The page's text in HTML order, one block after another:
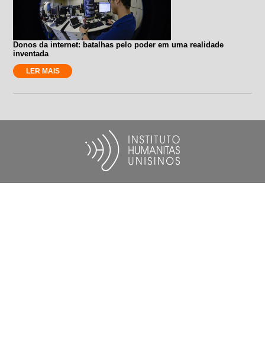
Donos da internet: batalhas pelo poder em uma realidade
inventada
LER MAIS